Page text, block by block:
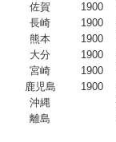
佐賀
1900
長崎
1900
熊本
1900
大分
1900
宮崎
1900
鹿児島
1900
沖縄
離島